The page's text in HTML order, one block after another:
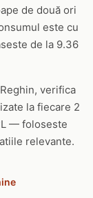
de două ori
este cu
de la 9.36
verifica
la fiecare 2
— foloseste
relevante.